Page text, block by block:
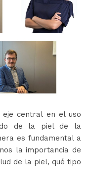
eje central en el uso
de la piel de la
es fundamental a
la importancia de
de la piel, qué tipo